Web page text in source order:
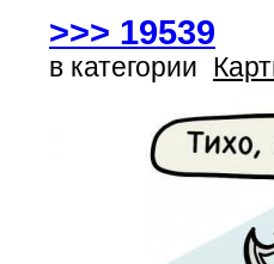
>>> 19539
в категории